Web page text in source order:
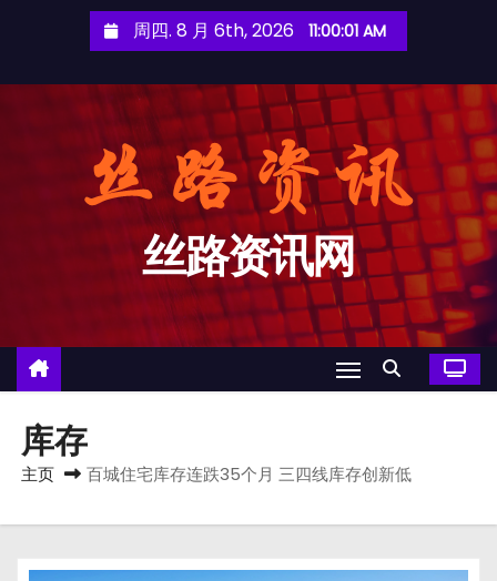
周四. 8 月 6th, 2026 11:00:02 AM
丝路资讯网
库存
主页 百城住宅库存连跌35个月 三四线库存创新低